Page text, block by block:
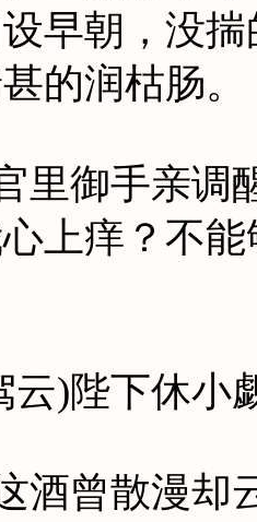
早朝，没
的润枯肠。
御手亲调
上痒？不
休小觑
曾散漫却